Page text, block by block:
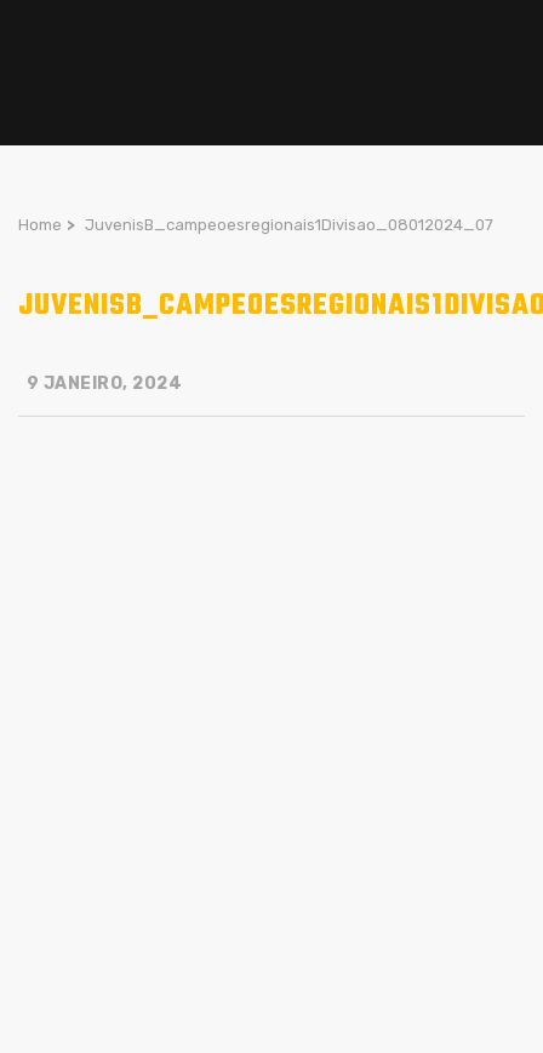
Home > JuvenisB_campeoesregionais1Divisao_08012024_07
9 JANEIRO, 2024